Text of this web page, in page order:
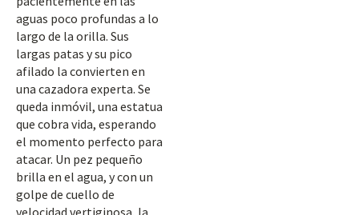
aguas poco profundas a lo
largo de la orilla. Sus
largas patas y su pico
afilado la convierten en
una cazadora experta. Se
queda inmóvil, una estatua
que cobra vida, esperando
el momento perfecto para
atacar. Un pez pequeño
brilla en el agua, y con un
golpe de cuello de
velocidad vertiginosa, la